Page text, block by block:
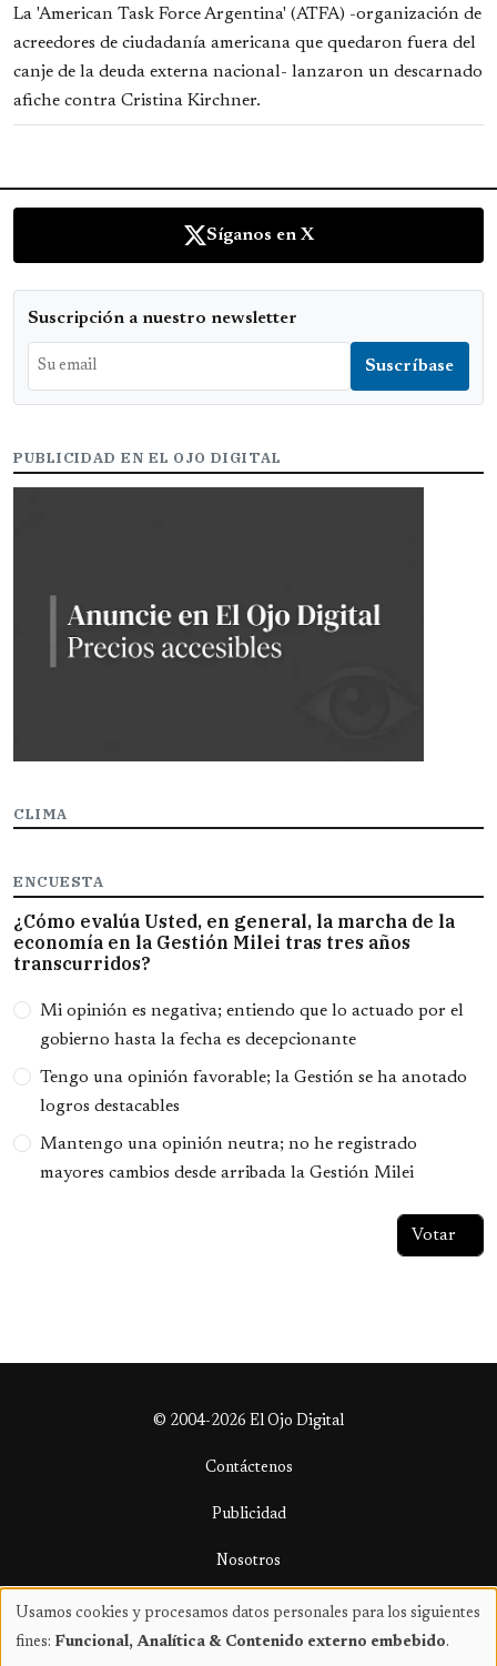
La 'American Task Force Argentina' (ATFA) -organización de
acreedores de ciudadanía americana que quedaron fuera del
canje de la deuda externa nacional- lanzaron un descarnado
afiche contra Cristina Kirchner.
Síganos en X
Suscripción a nuestro newsletter
PUBLICIDAD EN EL OJO DIGITAL
CLIMA
ENCUESTA
¿Cómo evalúa Usted, en general, la marcha de la
economía en la Gestión Milei tras tres años
transcurridos?
Opciones
Mi opinión es negativa; entiendo que lo actuado por el
gobierno hasta la fecha es decepcionante
Tengo una opinión favorable; la Gestión se ha anotado
logros destacables
Mantengo una opinión neutra; no he registrado
mayores cambios desde arribada la Gestión Milei
© 2004-2026 El Ojo Digital
Contáctenos
Publicidad
Nosotros
Términos y condiciones
Uso
Usamos cookies y procesamos datos personales para los siguientes
fines: Funcional, Analítica & Contenido externo embebido.